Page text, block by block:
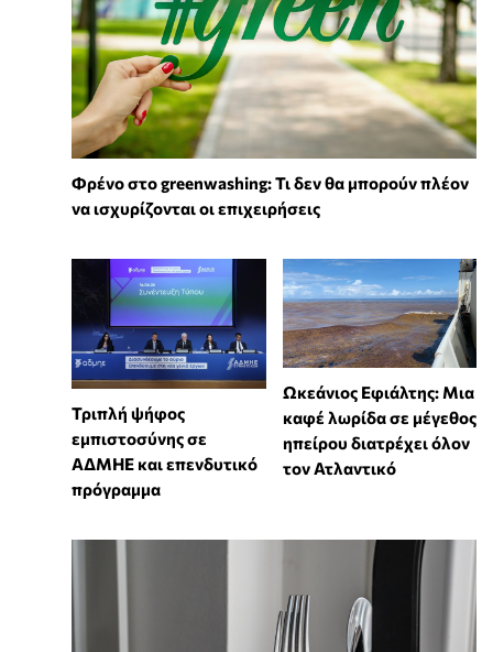
Φρένο στο greenwashing: Τι δεν θα μπορούν πλέον
να ισχυρίζονται οι επιχειρήσεις
Τριπλή ψήφος
εμπιστοσύνης σε
ΑΔΜΗΕ και επενδυτικό
πρόγραμμα
Ωκεάνιος Εφιάλτης: Μια
καφέ λωρίδα σε μέγεθος
ηπείρου διατρέχει όλον
τον Ατλαντικό